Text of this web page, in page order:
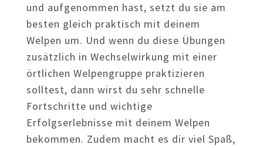
und aufgenommen hast, setzt du sie am
besten gleich praktisch mit deinem
Welpen um. Und wenn du diese Übungen
zusätzlich in Wechselwirkung mit einer
örtlichen Welpengruppe praktizieren
solltest, dann wirst du sehr schnelle
Fortschritte und wichtige
Erfolgserlebnisse mit deinem Welpen
bekommen. Zudem macht es dir viel Spaß,